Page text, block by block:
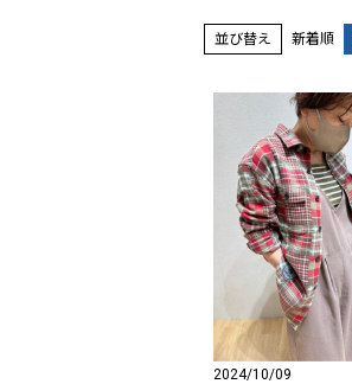
並び替え 新着順
2024/10/09